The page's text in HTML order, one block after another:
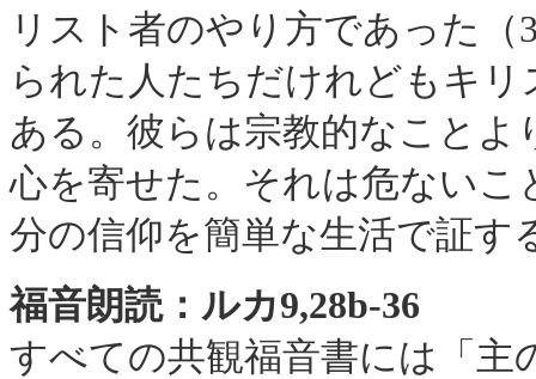
リスト者のやり方であった（
られた人たちだけれどもキ
ある。彼らは宗教的なこと
心を寄せた。それは危ない
分の信仰を簡単な生活で証す
福音朗読：ルカ9,28b-36
すべての共観福音書には「主